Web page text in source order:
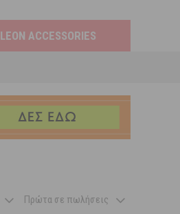
LEON ACCESSORIES
Πρώτα σε πωλήσεις